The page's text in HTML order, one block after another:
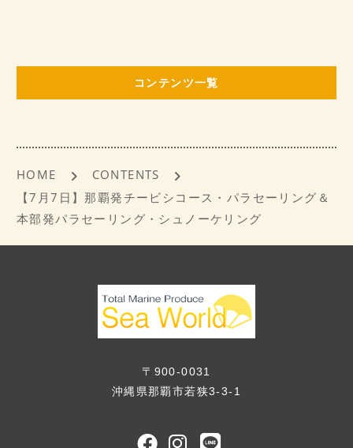
b
o
k
コンテンツ一覧
HOME
CONTENTS
【7月7日】那覇発チービシコース・パラセーリング＆
本部発パラセーリング・シュノーケリング
〒900-0031
沖縄県那覇市若狭3-3-1